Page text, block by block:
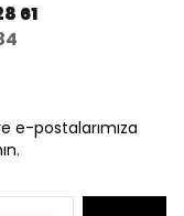
61
e-postalarımıza